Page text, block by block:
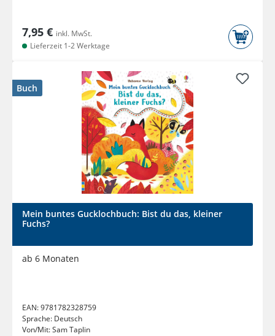
7,95 € inkl. MwSt.
Lieferzeit 1-2 Werktage
Buch
Mein buntes Gucklochbuch: Bist du das, kleiner
Fuchs?
ab 6 Monaten
EAN:9781782328759
Sprache: Deutsch
Von/Mit:Sam Taplin